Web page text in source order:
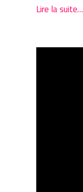
Lire la suite…